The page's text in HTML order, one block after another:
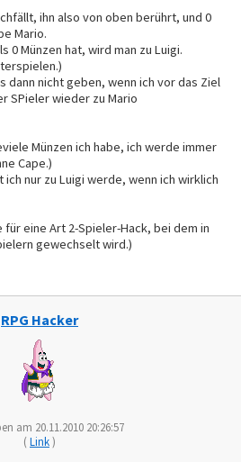
ihn also von oben berührt, und 0
Mario.
0 Münzen hat, wird man zu Luigi.
dann nicht geben, wenn ich vor das Ziel
SPieler wieder zu Mario
Münzen ich habe, ich werde immer
Cape.)
ich nur zu Luigi werde, wenn ich wirklich
eine Art 2-Spieler-Hack, bei dem in
gewechselt wird.)
RPG Hacker
am 20.11.2010 20:26:57
(Link)